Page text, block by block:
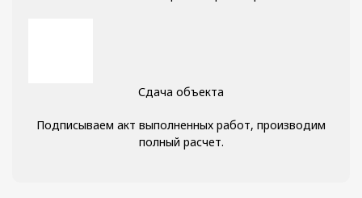
Сдача объекта
Подписываем акт выполненных работ, производим
полный расчет.